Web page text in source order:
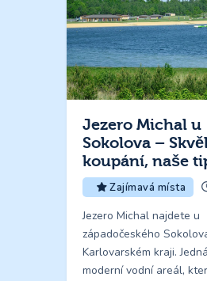
Jezero Michal u
Sokolova –
koupání, naše
Zajímavá místa
Jezero Michal najdete u
západočeského
Karlovarském kraji.
moderní vodní areál,